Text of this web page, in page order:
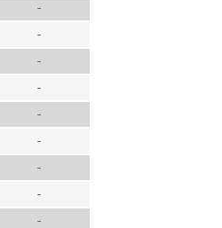
-
-
-
-
-
-
-
-
-